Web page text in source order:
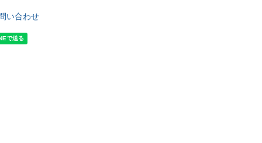
い合わせ